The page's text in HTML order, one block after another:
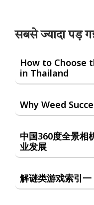
सबसे ज्यादा पड़
How to Choose
in Thailand
Why Weed
中国360度全景相
业发展
解谜类游戏索引